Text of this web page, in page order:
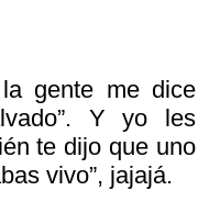
gente me dice
Y yo les
te dijo que uno
vivo”, jajajá.